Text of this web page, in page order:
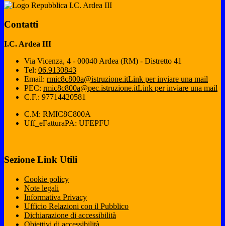
I.C. Ardea III
Contatti
I.C. Ardea III
Via Vicenza, 4 - 00040 Ardea (RM) - Distretto 41
Tel: 06.9130843
Email: rmic8c800a@istruzione.itLink per inviare una mail
PEC: rmic8c800a@pec.istruzione.itLink per inviare una mail
C.F.: 97714420581
C.M: RMIC8C800A
Uff_eFatturaPA: UFEPFU
Sezione Link Utili
Cookie policy
Note legali
Informativa Privacy
Ufficio Relazioni con il Pubblico
Dichiarazione di accessibilità
Obiettivi di accessibilità